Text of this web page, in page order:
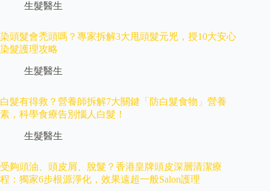
生髮醫生
染頭髮會禿頭嗎？專家拆解3大甩頭髮元兇，授10大安心
染髮護理攻略
生髮醫生
白髮有得救？營養師拆解7大關鍵「防白髮食物」營養
素，科學食療告別惱人白髮！
生髮醫生
受夠頭油、頭皮屑、脫髮？香港皇牌頭皮深層清潔療
程：獨家6步根源淨化，效果遠超一般Salon護理